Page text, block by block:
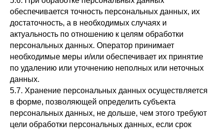
обеспечивается точность персональных данных, их
достаточность, а в необходимых случаях и
актуальность по отношению к целям обработки
персональных данных. Оператор принимает
необходимые меры и/или обеспечивает их принятие
по удалению или уточнению неполных или неточных
данных.
5.7. Хранение персональных данных осуществляется
в форме, позволяющей определить субъекта
персональных данных, не дольше, чем этого требуют
цели обработки персональных данных, если срок